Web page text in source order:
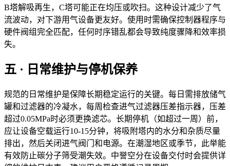
B塔解吸再生，C塔可能正在均压或吹扫。这种设计减少了气
流波动，对下游用气设备更友好。使用时需确保控制器程序与
硬件阀组完全匹配，任何时序错乱都会导致纯度骤降和效率损
失。
五 · 日常维护与停机保养
规范的日常维护是保障长期稳定运行的关键。每日需排放储气
罐和过滤器的冷凝水，每周检查进气过滤器压差指示器，压差
超过0.05MPa时必须更换滤芯。长期停机（如超过一周）前，
应让设备空载运行10-15分钟，将吸附塔内的水分和杂质尽量
排出，然后关闭进气阀门和电源。在潮湿地区或季节，此举能
有效防止碳分子筛受潮失效。中誉空分在设备交付时会提供详